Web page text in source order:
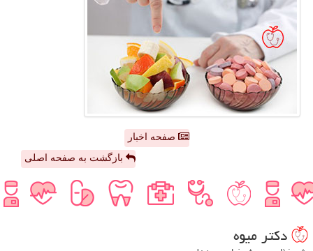
صفحه اخبار
بازگشت به صفحه اصلی
دكتر میوه